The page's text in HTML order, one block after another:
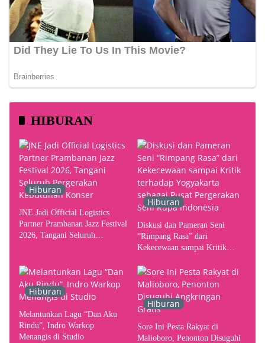
HIBURAN
Hiburan
JNE Jadi Official Logistics
Partner Prambanan Jazz Festival
2026, Tangani Seluruh
Hiburan
Diskusi dan Pameran Seni
“Rimpang Rasa” dari
Kekecewaan sampai Kritik
Pusat Pergerakan Seni Rupa
Indonesia
Hiburan
Melantunkan Lagu “Dan Aku
Rindu”, Indro Warkop
Menangis di Studio
Hiburan
Sore Ini Pesta Rakyat di
Malioboro, Penonton Disuguhi